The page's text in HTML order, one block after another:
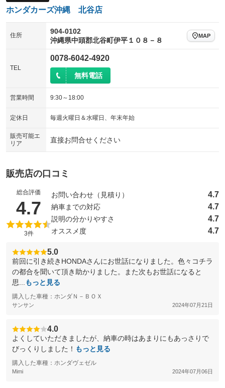
ホンダカーズ沖縄 北谷店
住所
904-0102
沖縄県中頭郡北谷町伊平１０８－８
MAP
TEL
0078-6042-4920
無料電話
営業時間 9:30～18:00
定休日 毎週火曜日＆水曜日、年末年始
販売可能エ
リア
直接お問合せください
販売店の口コミ
総合評価
4.7 （5点満点中）
3件
お問い合わせ（見積り） 4.7
納車までの対応 4.7
説明の分かりやすさ 4.7
オススメ度 4.7
5.0
前回に引き続きHONDAさんにお世話になりました。色々コチラ
の都合を聞いて頂き助かりました。また次もお世話になると
思...
もっと見る
購入した車種：ホンダＮ－ＢＯＸ
サンサン 2024年07月21日
4.0
よくしていただきましたが、納車の時はあまりにもあっさりで
びっくりしました！ もっと見る
購入した車種：ホンダヴェゼル
Mimi 2024年07月06日